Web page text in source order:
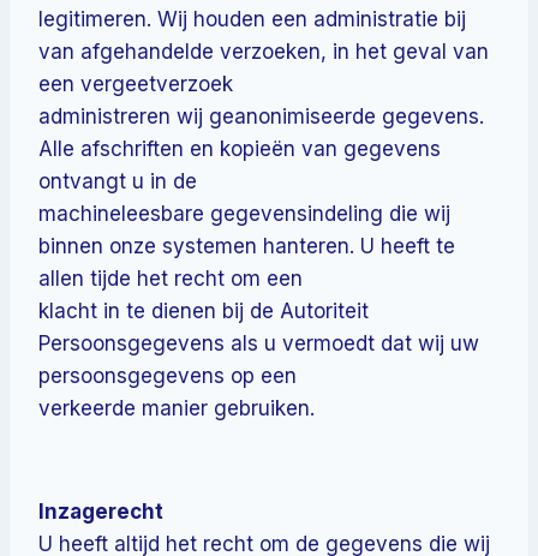
legitimeren. Wij houden een administratie bij
van afgehandelde verzoeken, in het geval van
een vergeetverzoek
administreren wij geanonimiseerde gegevens.
Alle afschriften en kopieën van gegevens
ontvangt u in de
machineleesbare gegevensindeling die wij
binnen onze systemen hanteren. U heeft te
allen tijde het recht om een
klacht in te dienen bij de Autoriteit
Persoonsgegevens als u vermoedt dat wij uw
persoonsgegevens op een
verkeerde manier gebruiken.
Inzagerecht
U heeft altijd het recht om de gegevens die wij